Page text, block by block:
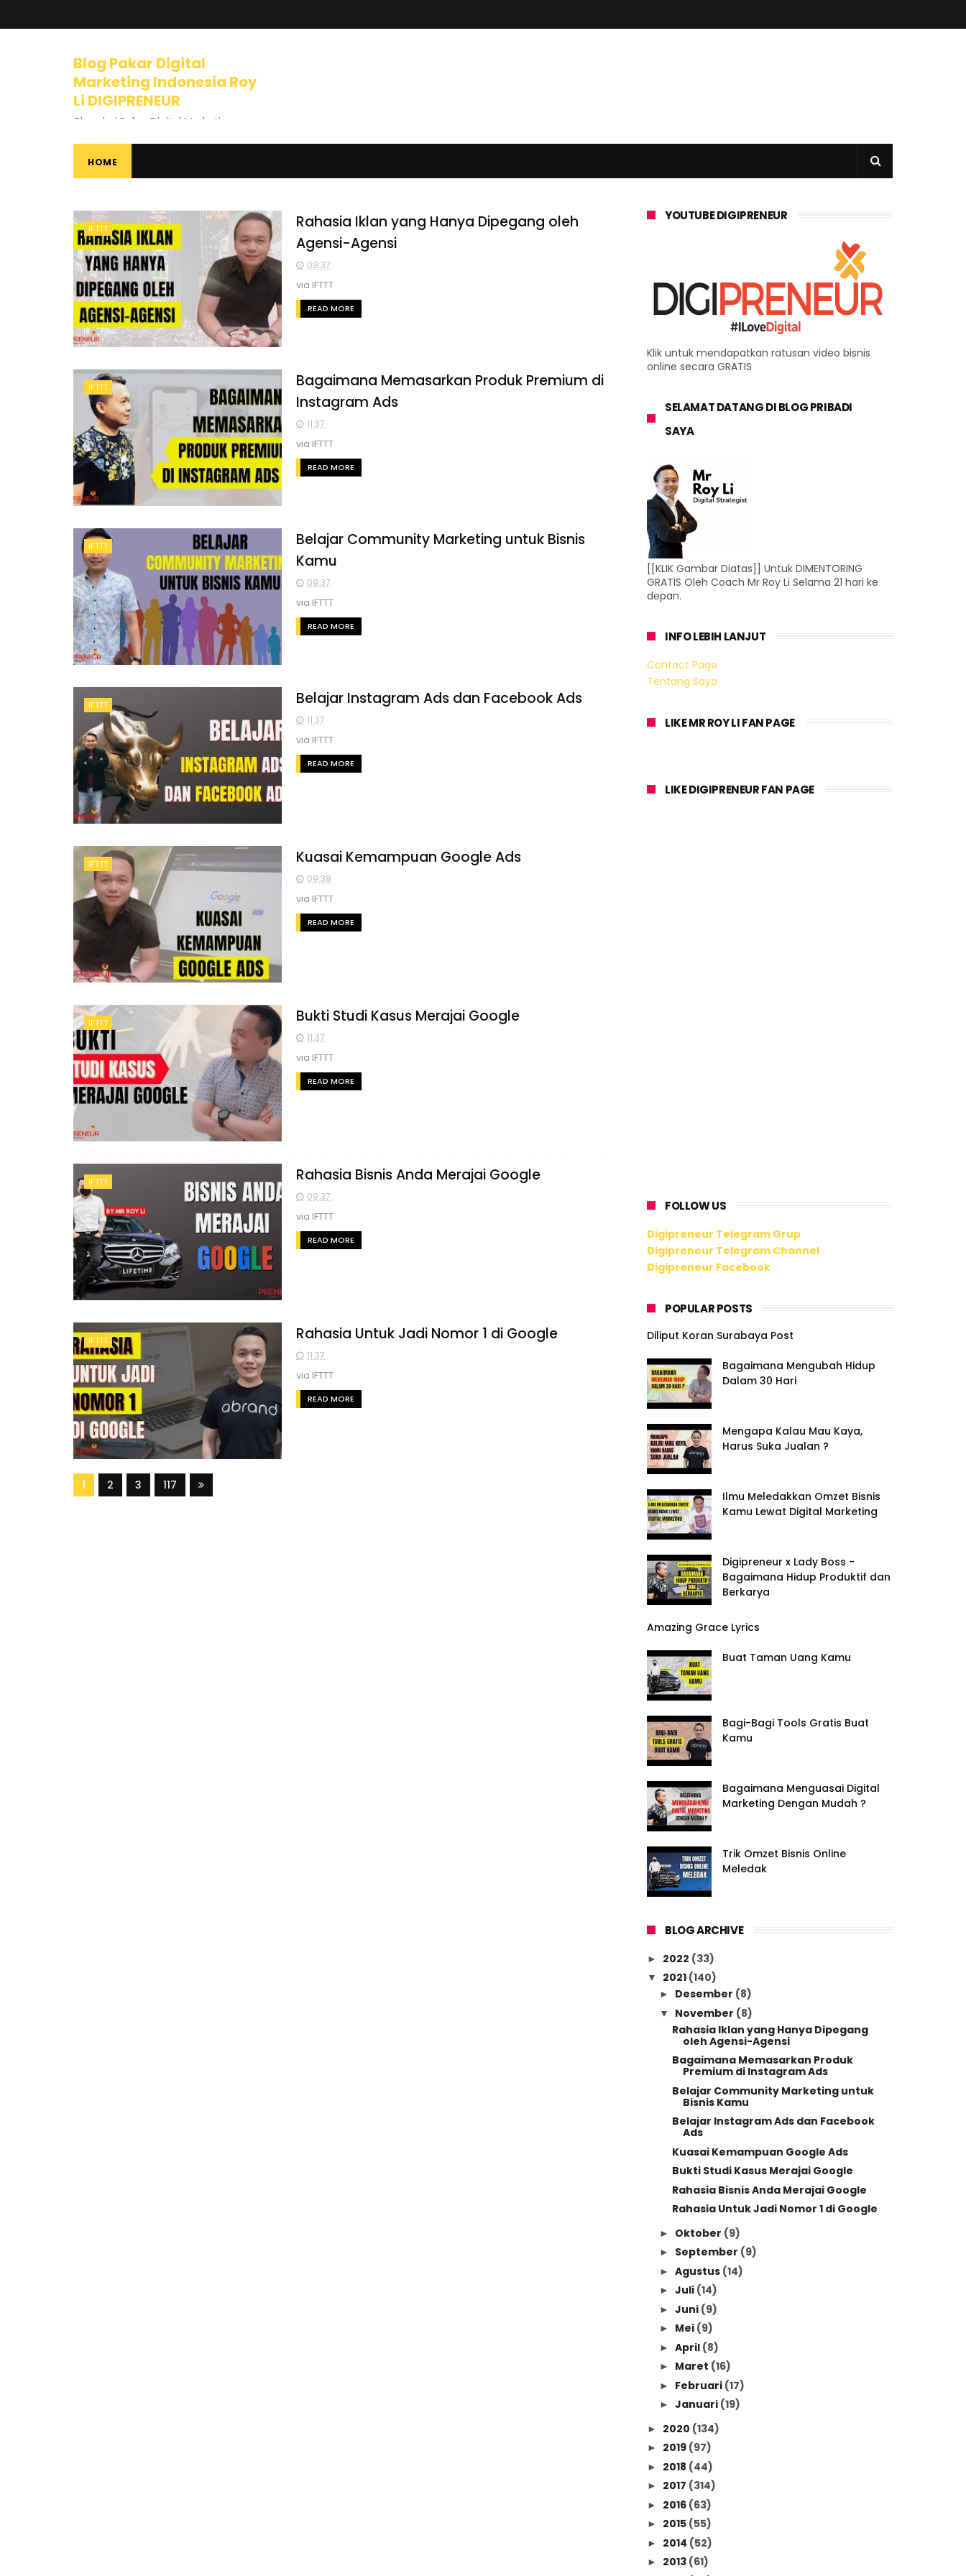
Blog Pakar Digital
Marketing Indonesia Roy
Li DIGIPRENEUR
Blog dari Pakar Digital Marketing
banyak tips dan pelajaran tentang
Bisnis Online, Dunia Internet, Bisnis
Mindset Berbisnis, dan banyak
materi luar biasa lainnya.
HOME
IFTTT
Rahasia Iklan yang Hanya Dipegang oleh
Agensi-Agensi
09:37
via IFTTT
READ MORE
IFTTT
Bagaimana Memasarkan Produk Premium di
Instagram Ads
11:37
via IFTTT
READ MORE
IFTTT
Belajar Community Marketing untuk Bisnis
Kamu
09:37
via IFTTT
READ MORE
IFTTT Belajar Instagram Ads dan Facebook Ads
11:37
via IFTTT
READ MORE
IFTTT Kuasai Kemampuan Google Ads
09:38
via IFTTT
READ MORE
IFTTT Bukti Studi Kasus Merajai Google
11:37
via IFTTT
READ MORE
IFTTT Rahasia Bisnis Anda Merajai Google
09:37
via IFTTT
READ MORE
IFTTT Rahasia Untuk Jadi Nomor 1 di Google
11:37
via IFTTT
READ MORE
1 2 3 117
YOUTUBE DIGIPRENEUR
Klik untuk mendapatkan ratusan video bisnis
online secara GRATIS
SELAMAT DATANG DI BLOG PRIBADI
SAYA
[[KLIK Gambar Diatas]] Untuk DIMENTORING
GRATIS Oleh Coach Mr Roy Li Selama 21 hari ke
depan.
INFO LEBIH LANJUT
Contact Page
Tentang Saya
LIKE MR ROY LI FAN PAGE
LIKE DIGIPRENEUR FAN PAGE
FOLLOW US
Digipreneur Telegram Grup
Digipreneur Telegram Channel
Digipreneur Facebook
POPULAR POSTS
Diliput Koran Surabaya Post
Bagaimana Mengubah Hidup
Dalam 30 Hari
Mengapa Kalau Mau Kaya,
Harus Suka Jualan ?
Ilmu Meledakkan Omzet Bisnis
Kamu Lewat Digital Marketing
Digipreneur x Lady Boss -
Bagaimana Hidup Produktif dan
Berkarya
Amazing Grace Lyrics
Buat Taman Uang Kamu
Bagi-Bagi Tools Gratis Buat
Kamu
Bagaimana Menguasai Digital
Marketing Dengan Mudah ?
Trik Omzet Bisnis Online
Meledak
BLOG ARCHIVE
► 2022 (33)
▼ 2021 (140)
► Desember (8)
▼ November (8)
Rahasia Iklan yang Hanya Dipegang
oleh Agensi-Agensi
Bagaimana Memasarkan Produk
Premium di Instagram Ads
Belajar Community Marketing untuk
Bisnis Kamu
Belajar Instagram Ads dan Facebook
Ads
Kuasai Kemampuan Google Ads
Bukti Studi Kasus Merajai Google
Rahasia Bisnis Anda Merajai Google
Rahasia Untuk Jadi Nomor 1 di Google
► Oktober (9)
► September (9)
► Agustus (14)
► Juli (14)
► Juni (9)
► Mei (9)
► April (8)
► Maret (16)
► Februari (17)
► Januari (19)
► 2020 (134)
► 2019 (97)
► 2018 (44)
► 2017 (314)
► 2016 (63)
► 2015 (55)
► 2014 (52)
► 2013 (61)